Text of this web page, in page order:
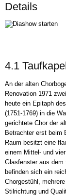
Details
4.1
An der alten
Renovation 1971
heute ein Epitaph
(1751-1769) in die
gerichtete Chor der
Betrachter erst beim
Raum besitzt eine
einem Mittel- und
Glasfenster aus dem
befinden sich ein
Chorgestühl,
Stilrichtung und